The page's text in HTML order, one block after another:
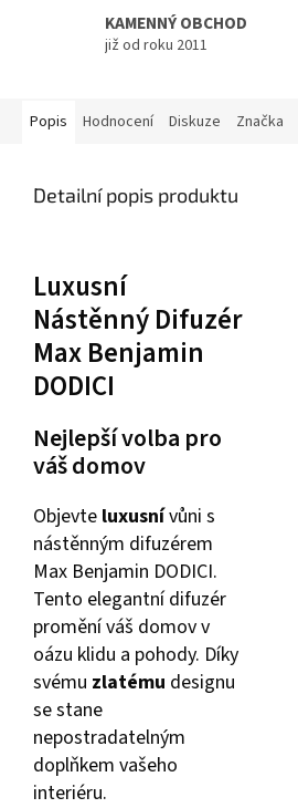
KAMENNÝ OBCHOD
již od roku 2011
Popis Hodnocení Diskuze Značka
Detailní popis produktu
Luxusní
Nástěnný Difuzér
Max Benjamin
DODICI
Nejlepší volba pro
váš domov
Objevte luxusnívůni s
nástěnným difuzérem
Max Benjamin DODICI.
Tento elegantní difuzér
promění váš domov v
oázu klidu a pohody. Díky
svému zlatému designu
se stane
nepostradatelným
doplňkem vašeho
interiéru.